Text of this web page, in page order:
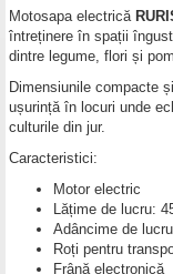
Motosapa electrică
întreținere în spații
dintre legume, flori și
Dimensiunile compacte
ușurință în locuri unde
culturile din jur.
Caracteristici:
Motor electric
Lățime de lucru:
Adâncime de
Roți pentru
Frână electronică